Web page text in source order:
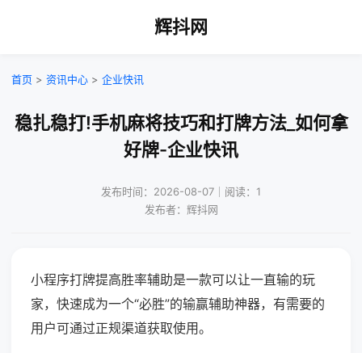
辉抖网
首页 > 资讯中心 > 企业快讯
稳扎稳打!手机麻将技巧和打牌方法_如何拿
好牌-企业快讯
发布时间：2026-08-07｜阅读：1
发布者：辉抖网
小程序打牌提高胜率辅助是一款可以让一直输的玩
家，快速成为一个“必胜”的输赢辅助神器，有需要的
用户可通过正规渠道获取使用。